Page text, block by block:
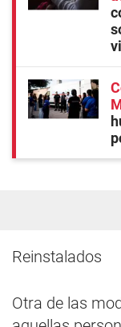
Reinstalados
Otra de las